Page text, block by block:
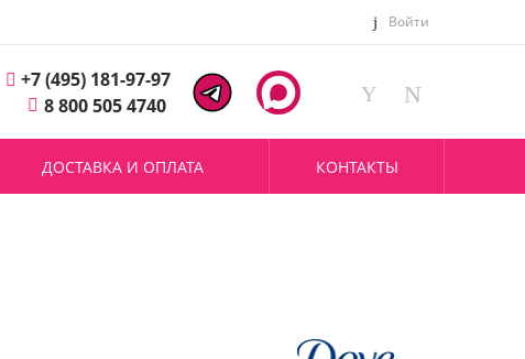
Войти
+7 (495) 181-97-97
8 800 505 4740
ДОСТАВКА И ОПЛАТА КОНТАКТЫ